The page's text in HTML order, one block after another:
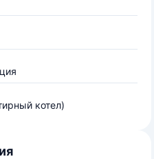
котел)